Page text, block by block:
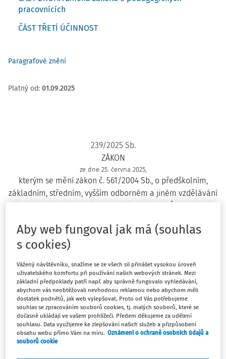
pracovnících
ČÁST TŘETÍ ÚČINNOST
Paragrafové znění
Platný od: 01.09.2025
239/2025 Sb.
ZÁKON
ze dne 25. června 2025,
kterým se mění zákon č. 561/2004 Sb., o předškolním,
základním, středním, vyšším odborném a jiném vzdělávání
(školský zákon), ve znění pozdějších předpisů, a zákon č.
některých zákonů, ve znění pozdějších předpisů
Parlament se usnesl na tomto zákoně České republiky:
ČÁST PRVNÍ
Změna školského zákona
Čl.I
Aby web fungoval jak má (souhlas
s cookies)
Vážený návštěvníku, snažíme se ze všech sil přinášet vysokou úroveň
uživatelského komfortu při používání našich webových stránek. Mezi
základní předpoklady patří např. aby správně fungovalo vyhledávání,
abychom vás neobtěžovali nevhodnou reklamou nebo abychom měli
dostatek podnětů, jak web vylepšovat. Proto od Vás potřebujeme
souhlas se zpracováním souborů cookies, tj. malých souborů, které se
dočasně ukládají ve vašem prohlížeči. Předem děkujeme za udělení
souhlasu. Data využijeme ke zlepšování našich služeb a přizpůsobení
obsahu webu přímo Vám na míru. Oznámení o ochraně osobních údajů a
souborů cookie